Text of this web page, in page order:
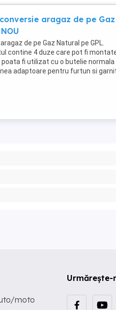
aragaz de pe Gaz
de pe Gaz Natural pe GPL.
contine 4 duze care pot fi
fi utilizat cu o butelie normala
adaptoare pentru furtun si
Urmărește-
moto